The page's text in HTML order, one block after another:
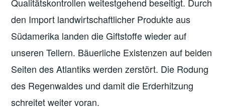
den Import landwirtschaftlicher Produkte aus
Südamerika landen die Giftstoffe wieder auf
unseren Tellern. Bäuerliche Existenzen auf beiden
Seiten des Atlantiks werden zerstört. Die Rodung
des Regenwaldes und damit die Erderhitzung
schreitet weiter voran.